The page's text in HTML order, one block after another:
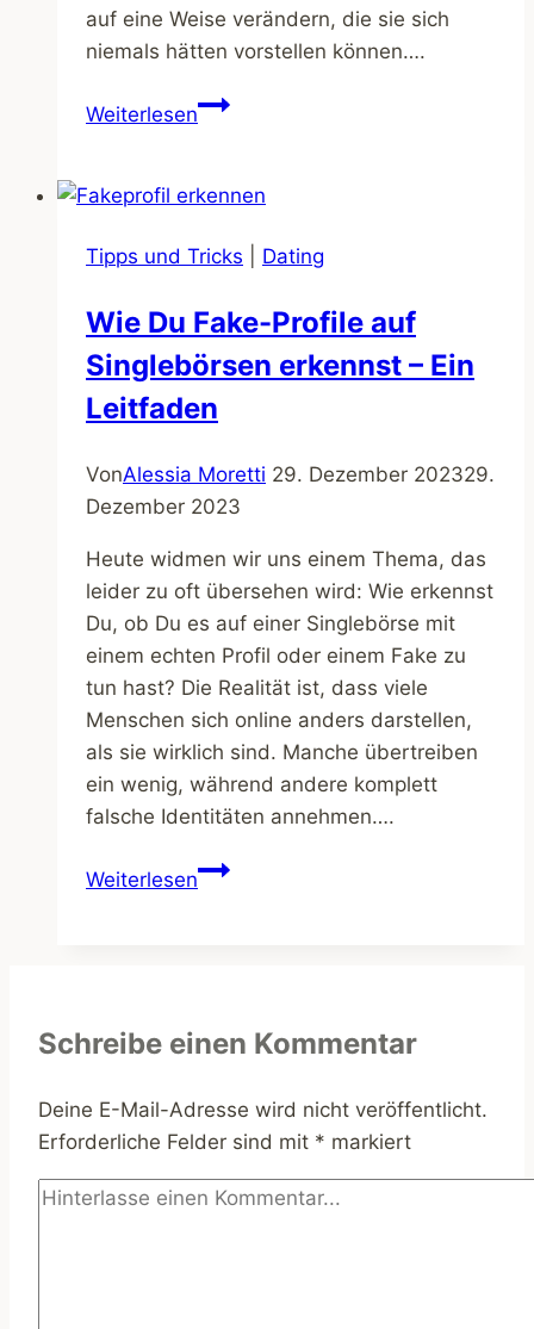
auf eine Weise verändern, die sie sich
niemals hätten vorstellen können….
WeiterlesenLiebe
des
eine
Tipps und Tricks Dating
Wie Du Fake-Profile auf
Singlebörsen erkennst – Ein
Leitfaden
VonAlessia Moretti 29. Dezember 202329.
Dezember 2023
Heute widmen wir uns einem Thema, das
leider zu oft übersehen wird: Wie erkennst
Du, ob Du es auf einer Singlebörse mit
einem echten Profil oder einem Fake zu
tun hast? Die Realität ist, dass viele
Menschen sich online anders darstellen,
als sie wirklich sind. Manche übertreiben
ein wenig, während andere komplett
falsche Identitäten annehmen….
WeiterlesenWie
Singlebörsen
erkennst
Ein
Leitfaden
Schreibe einen Kommentar
Deine E-Mail-Adresse wird nicht veröffentlicht.
Erforderliche Felder sind mit * markiert